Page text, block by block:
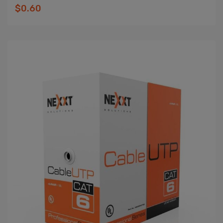
$0.60